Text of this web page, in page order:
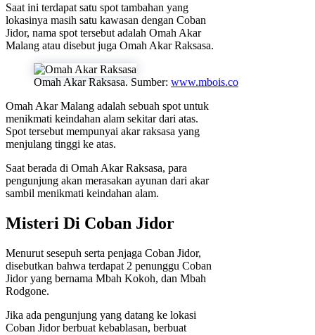
Saat ini terdapat satu spot tambahan yang
lokasinya masih satu kawasan dengan Coban
Jidor, nama spot tersebut adalah Omah Akar
Malang atau disebut juga Omah Akar Raksasa.
Omah Akar Raksasa. Sumber: www.mbois.co
Omah Akar Malang adalah sebuah spot untuk
menikmati keindahan alam sekitar dari atas.
Spot tersebut mempunyai akar raksasa yang
menjulang tinggi ke atas.
Saat berada di Omah Akar Raksasa, para
pengunjung akan merasakan ayunan dari akar
sambil menikmati keindahan alam.
Misteri Di Coban Jidor
Menurut sesepuh serta penjaga Coban Jidor,
disebutkan bahwa terdapat 2 penunggu Coban
Jidor yang bernama Mbah Kokoh, dan Mbah
Rodgone.
Jika ada pengunjung yang datang ke lokasi
Coban Jidor berbuat kebablasan, berbuat